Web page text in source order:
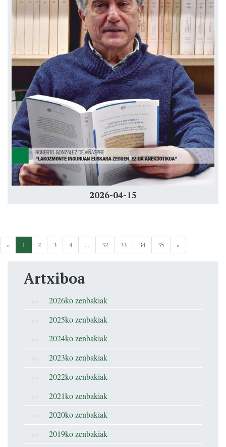
2026-04-15
« 1 2 3 4 ... 32 33 34 35 »
Artxiboa
2026ko zenbakiak
2025ko zenbakiak
2024ko zenbakiak
2023ko zenbakiak
2022ko zenbakiak
2021ko zenbakiak
2020ko zenbakiak
2019ko zenbakiak